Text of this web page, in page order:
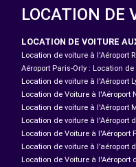
LOCATION DE
LOCATION DE VOITURE
Location de voiture à l'Aéroport
Aéroport Paris-Orly : Location
Location de voiture à l'Aéroport
Location de Voiture à l'Aéroport
Location de voiture à l'Aéroport
Location de voiture à l'Aéroport
Location de Voiture à l'Aéroport
Location de voiture à l’aéroport
Location de Voiture à l'Aéroport